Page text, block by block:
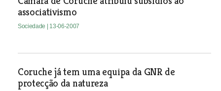
associativismo
Sociedade | 13-06-2007
Coruche já tem uma equipa da GNR de
protecção da natureza